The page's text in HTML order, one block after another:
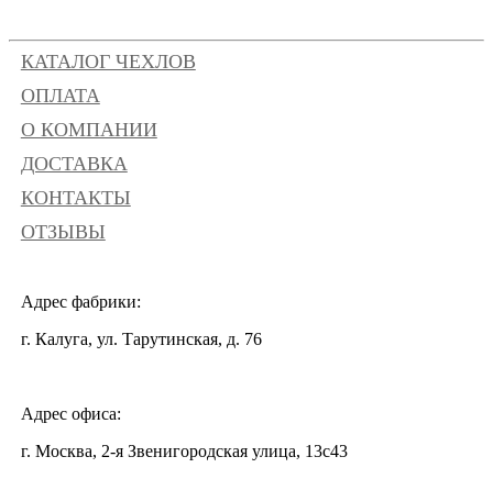
КАТАЛОГ ЧЕХЛОВ
ОПЛАТА
О КОМПАНИИ
ДОСТАВКА
КОНТАКТЫ
ОТЗЫВЫ
Адрес фабрики:
г. Калуга, ул. Тарутинская, д. 76
Адрес офиса:
г. Москва, 2-я Звенигородская улица, 13с43